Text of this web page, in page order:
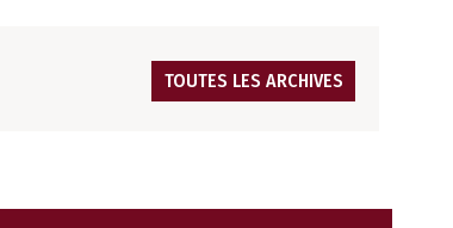
TOUTES LES ARCHIVES